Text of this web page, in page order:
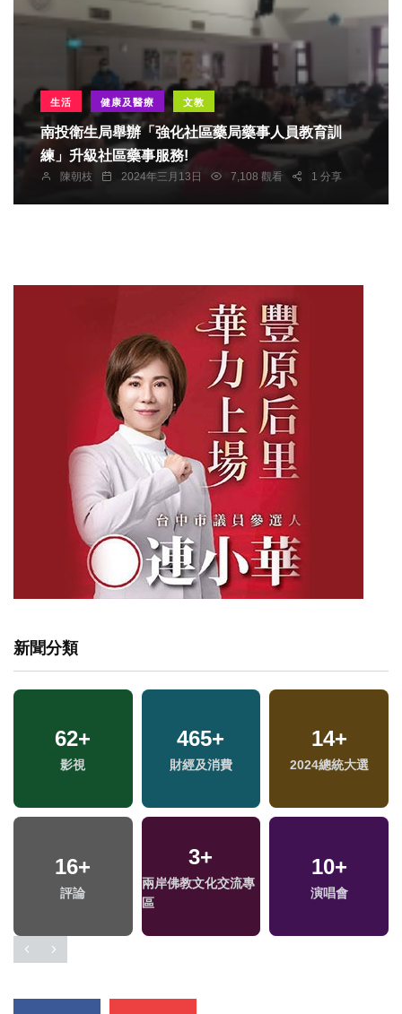
生活 健康及醫療 文教
南投衛生局舉辦「強化社區藥局藥事人員教育訓
練」升級社區藥事服務!
陳朝枝 2024年三月13日 7,108 觀看 1 分享
新聞分類
62+
影視
465+
財經及消費
14+
2024總統大選
16+
評論
3+
兩岸佛教文化交流專
區
10+
演唱會